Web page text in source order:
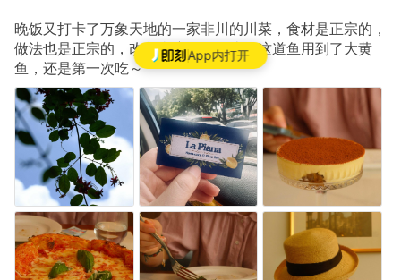
App内打开
晚饭又打卡了万象天地的一家非川的川菜，食材是正宗的，
做法也是正宗的，改良痕迹明显，比如这道鱼用到了大黄
鱼，还是第一次吃～